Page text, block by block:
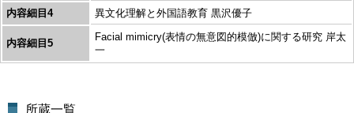
内容細目4
異文化理解と外国語教育 黒沢優子
内容細目5
Facial mimicry(表情の無意図的模倣)に関する研究 岸太
一
所蔵一覧